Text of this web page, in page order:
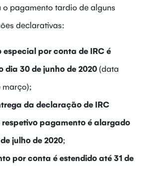
pagamento tardio de alguns
declarativas:
por conta de IRC é
dia 30 de junho de 2020(data
março);
da declaração de IRC
respetivo pagamento é alargado
julho de 2020;
por conta é estendido até 31 de